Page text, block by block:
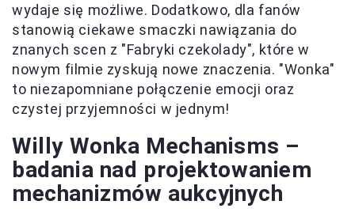
wydaje się możliwe. Dodatkowo, dla fanów
stanowią ciekawe smaczki nawiązania do
znanych scen z "Fabryki czekolady", które w
nowym filmie zyskują nowe znaczenia. "Wonka"
to niezapomniane połączenie emocji oraz
czystej przyjemności w jednym!
Willy Wonka Mechanisms –
badania nad projektowaniem
mechanizmów aukcyjnych